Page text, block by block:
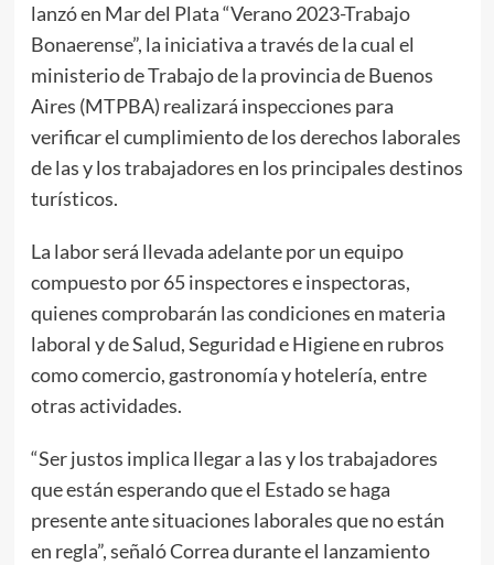
lanzó en Mar del Plata “Verano 2023-Trabajo
Bonaerense”, la iniciativa a través de la cual el
ministerio de Trabajo de la provincia de Buenos
Aires (MTPBA) realizará inspecciones para
verificar el cumplimiento de los derechos laborales
de las y los trabajadores en los principales destinos
turísticos.
La labor será llevada adelante por un equipo
compuesto por 65 inspectores e inspectoras,
quienes comprobarán las condiciones en materia
laboral y de Salud, Seguridad e Higiene en rubros
como comercio, gastronomía y hotelería, entre
otras actividades.
“Ser justos implica llegar a las y los trabajadores
que están esperando que el Estado se haga
presente ante situaciones laborales que no están
en regla”, señaló Correa durante el lanzamiento